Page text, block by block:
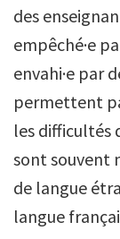
des
empêché·e
envahi·e par
permettent
les difficultés
sont souvent
de langue
langue